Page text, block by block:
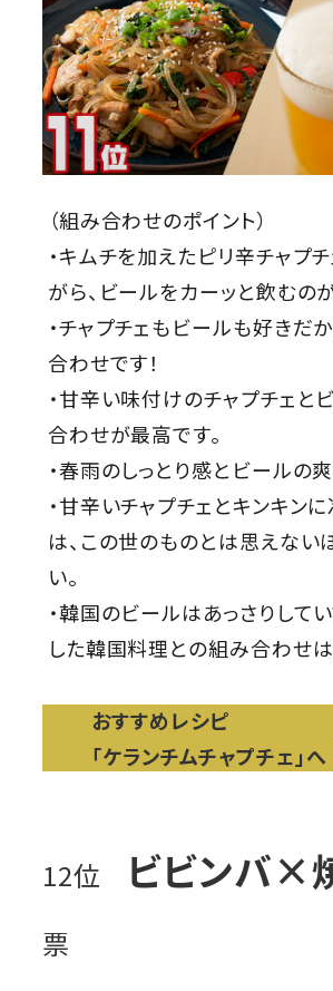
（組み合わせのポイント）
・キムチを加えたピリ辛チャプ
がら、ビールをカーッと飲むの
・チャプチェもビールも好きだ
合わせです！
・甘辛い味付けのチャプチェと
合わせが最高です。
・春雨のしっとり感とビールの
・甘辛いチャプチェとキンキン
は、この世のものとは思えない
い。
・韓国のビールはあっさりしてい
した韓国料理との組み合わせは
おすすめレシピ
「ケランチムチャプチェ」へ
12位 ビビンバ×
票